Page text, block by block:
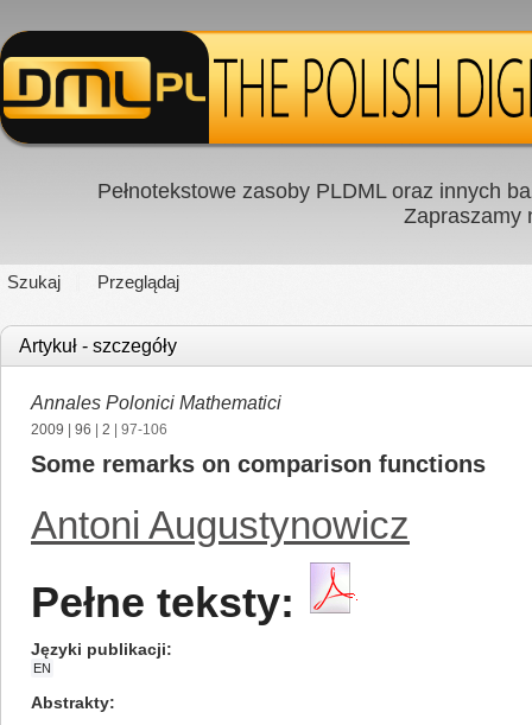
Pełnotekstowe zasoby PLDML oraz innych
Zapraszamy
Szukaj Przeglądaj
Artykuł - szczegóły
Annales Polonici Mathematici
2009 96 2 | 97-106
Some remarks on comparison functions
Antoni Augustynowicz
Pełne teksty:
Języki publikacji
EN
Abstrakty